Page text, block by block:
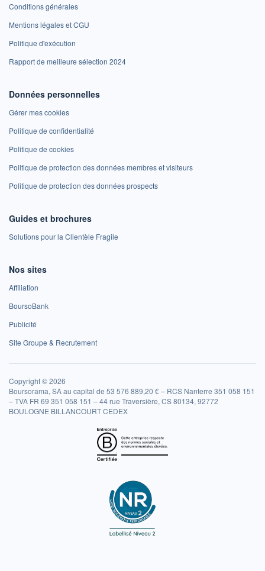
Conditions générales
Mentions légales et CGU
Politique d'exécution
Rapport de meilleure sélection 2024
Données personnelles
Gérer mes cookies
Politique de confidentialité
Politique de cookies
Politique de protection des données membres et visiteurs
Politique de protection des données prospects
Guides et brochures
Solutions pour la Clientèle Fragile
Nos sites
Affiliation
BoursoBank
Publicité
Site Groupe & Recrutement
Copyright © 2026
Boursorama, SA au capital de 53 576 889,20 € – RCS Nanterre 351 058 151
– TVA FR 69 351 058 151 – 44 rue Traversière, CS 80134, 92772
BOULOGNE BILLANCOURT CEDEX